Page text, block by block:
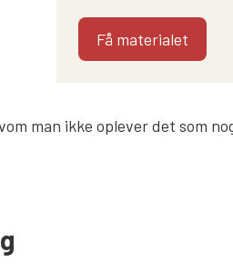
Få materialet
man ikke oplever det som